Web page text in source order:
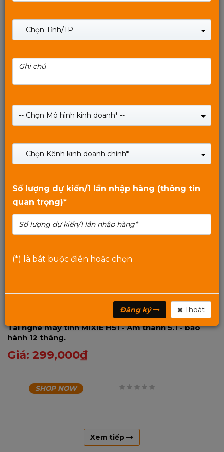
- Kết Nối USB
Giá:349,000₫
SHOP NOW
0
5
Tai nghe máy tính MIXIE H51 - Âm thanh 5.1 - bảo
hành 12 tháng.
Giá: 299,000₫
SHOP NOW
Xem tiếp
-- Chọn Tỉnh/TP --
-- Chọn Mô hình kinh doanh* --
-- Chọn Kênh kinh doanh chính* --
Số lượng dự kiến/1 lần nhập hàng (thông tin
quan trọng)*
(*) là bắt buộc điền hoặc chọn
Đăng ký Thoát